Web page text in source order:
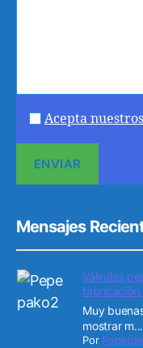
Acepta
Mensajes
Válvulas
fabricación.
Muy
mostrar m...
Por